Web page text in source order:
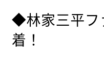
◆林家三平フ
着！